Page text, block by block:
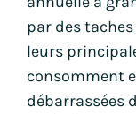
par des
leurs
consomment
débarrassées